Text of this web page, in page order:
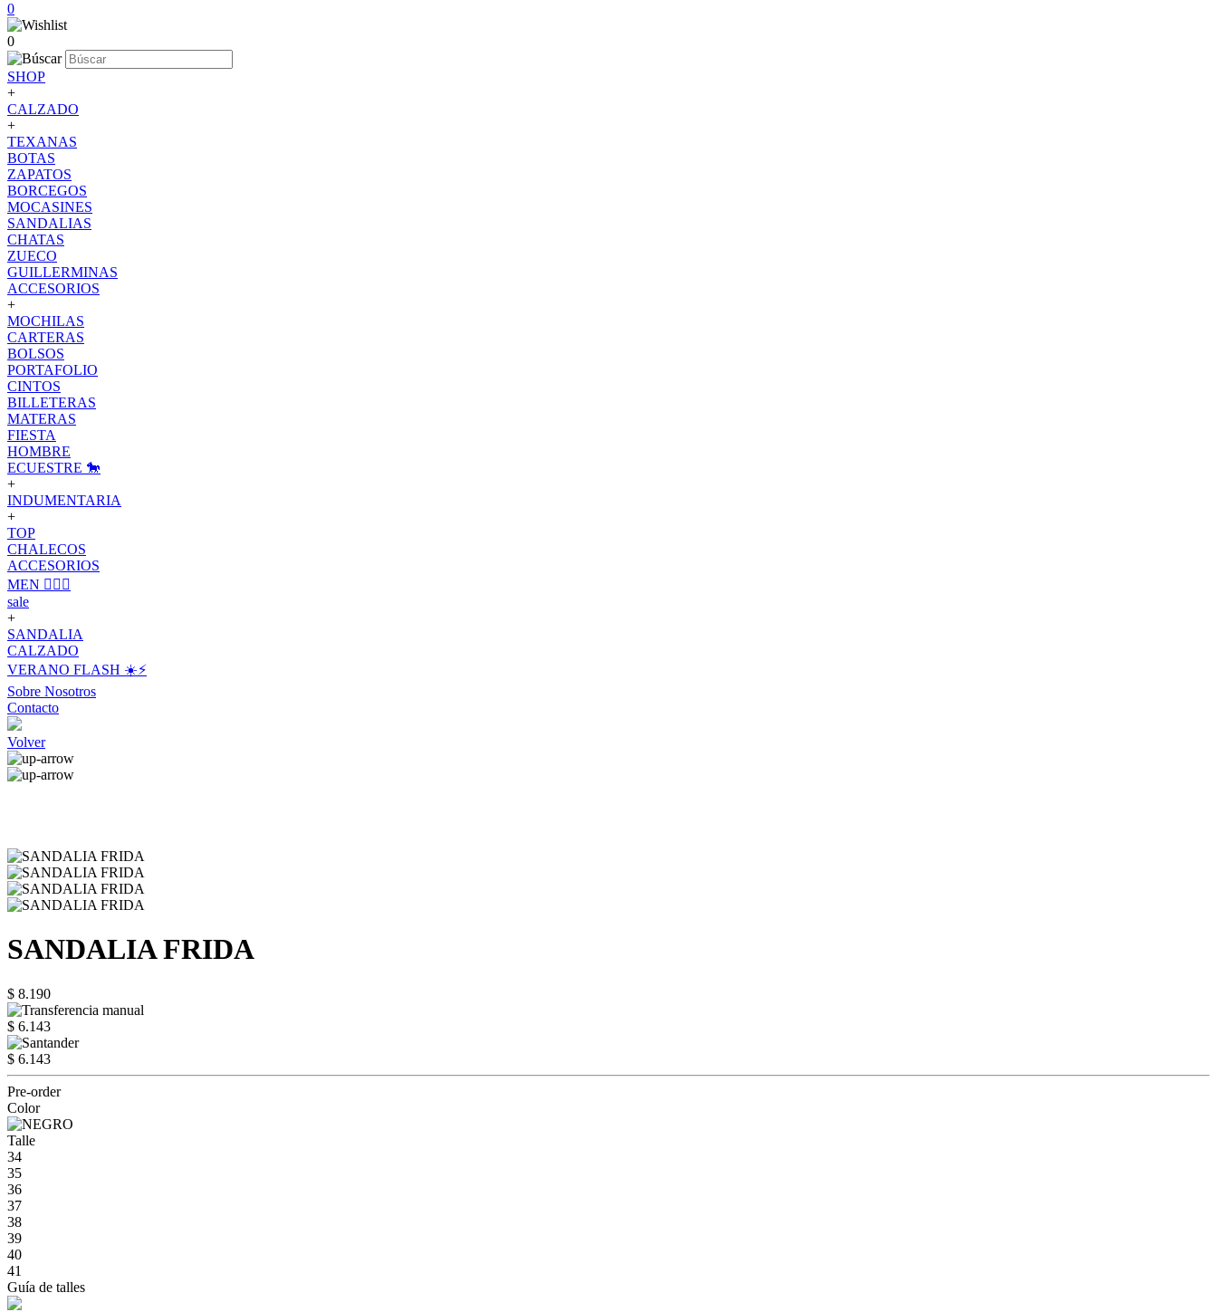
0
0
SHOP
+
CALZADO
+
TEXANAS
BOTAS
ZAPATOS
BORCEGOS
MOCASINES
SANDALIAS
CHATAS
ZUECO
GUILLERMINAS
ACCESORIOS
+
MOCHILAS
CARTERAS
BOLSOS
PORTAFOLIO
CINTOS
BILLETERAS
MATERAS
FIESTA
HOMBRE
ECUESTRE 🐎
+
INDUMENTARIA
+
TOP
CHALECOS
ACCESORIOS
MEN 🙋🏽‍♂️
sale
+
SANDALIA
CALZADO
VERANO FLASH ☀️⚡️
Sobre Nosotros
Contacto
Volver
SANDALIA FRIDA
$ 8.190
$ 6.143
$ 6.143
Pre-order
Color
Talle
34
35
36
37
38
39
40
41
Guía de talles